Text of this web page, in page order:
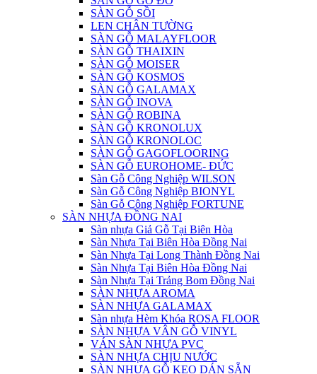
SÀN GỖ SỒI
LEN CHÂN TƯỜNG
SÀN GỖ MALAYFLOOR
SÀN GỖ THAIXIN
SÀN GỖ MOISER
SÀN GỖ KOSMOS
SÀN GỖ GALAMAX
SÀN GỖ INOVA
SÀN GỖ ROBINA
SÀN GỖ KRONOLUX
SÀN GỖ KRONOLOC
SÀN GỖ GAGOFLOORING
SÀN GỖ EUROHOME- ĐỨC
Sàn Gỗ Công Nghiệp WILSON
Sàn Gỗ Công Nghiệp BIONYL
Sàn Gỗ Công Nghiệp FORTUNE
SÀN NHỰA ĐỒNG NAI
Sàn nhựa Giả Gỗ Tại Biên Hòa
Sàn Nhựa Tại Biên Hòa Đồng Nai
Sàn Nhựa Tại Long Thành Đồng Nai
Sàn Nhựa Tại Biên Hòa Đồng Nai
Sàn Nhựa Tại Trảng Bom Đồng Nai
SÀN NHỰA AROMA
SÀN NHỰA GALAMAX
Sàn nhựa Hèm Khóa ROSA FLOOR
SÀN NHỰA VÂN GỖ VINYL
VÁN SÀN NHỰA PVC
SÀN NHỰA CHỊU NƯỚC
SÀN NHỰA GỖ KEO DÁN SẴN